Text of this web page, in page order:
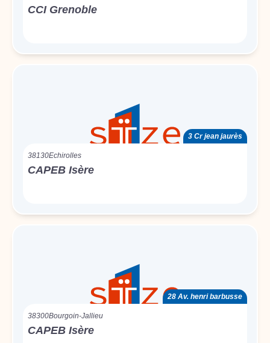
CCI Grenoble
3 Cr jean jaurès
38130Echirolles
CAPEB Isère
28 Av. henri barbusse
38300Bourgoin-Jallieu
CAPEB Isère